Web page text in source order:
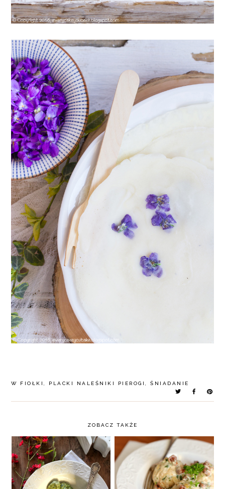
W FIOŁKI PLACKI NALEŚNIKI PIEROGI ,ŚNIADANIE
ZOBACZ TAKŻE